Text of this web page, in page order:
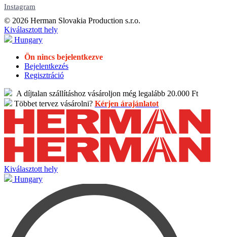
Instagram
© 2026 Herman Slovakia Production s.r.o.
Kiválasztott hely
Hungary
Ön nincs bejelentkezve
Bejelentkezés
Regisztráció
A díjtalan szállításhoz vásároljon még legalább 20.000 Ft
Többet tervez vásárolni? Kérjen árajánlatot
Kiválasztott hely
Hungary